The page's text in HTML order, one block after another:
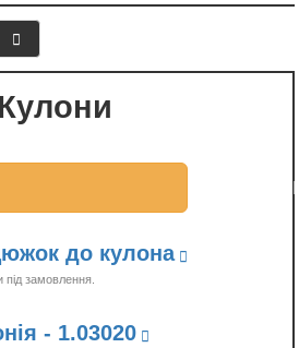
Кулони
до кулона
- 1.03020